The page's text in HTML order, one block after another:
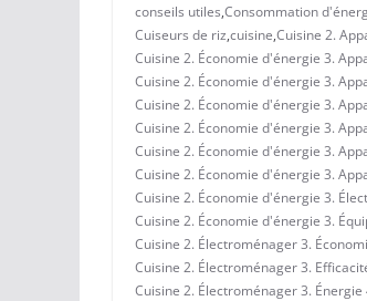
conseils utiles,Consommation
Cuiseurs de riz,cuisine,Cuisine 2.
Cuisine 2. Économie d'énergie 3.
Cuisine 2. Économie d'énergie 3.
Cuisine 2. Économie d'énergie 3.
Cuisine 2. Économie d'énergie 3.
Cuisine 2. Économie d'énergie 3.
Cuisine 2. Économie d'énergie 3.
Cuisine 2. Économie d'énergie 3.
Cuisine 2. Économie d'énergie 3.
Cuisine 2. Électroménager 3.
Cuisine 2. Électroménager 3.
Cuisine 2. Électroménager 3.